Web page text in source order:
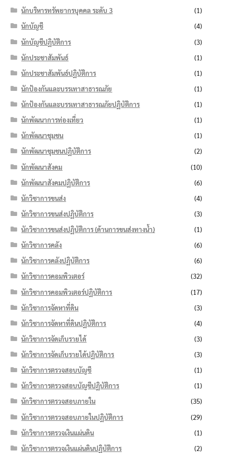
นักบริหารทรัพยากรบุคคล ระดับ 3
(1)
นักบัญชี
(4)
นักบัญชีปฏิบัติการ
(3)
นักประชาสัมพันธ์
(1)
นักประชาสัมพันธ์ปฏิบัติการ
(1)
นักป้องกันและบรรเทาสาธารณภัย
(1)
นักป้องกันและบรรเทาสาธารณภัยปฏิบัติการ
(1)
นักพัฒนาการท่องเที่ยว
(1)
นักพัฒนาชุมชน
(1)
นักพัฒนาชุมชนปฏิบัติการ
(2)
นักพัฒนาสังคม
(10)
นักพัฒนาสังคมปฏิบัติการ
(6)
นักวิชาการขนส่ง
(4)
นักวิชาการขนส่งปฏิบัติการ
(3)
นักวิชาการขนส่งปฏิบัติการ (ด้านการขนส่งทางน้ำ)
(1)
นักวิชาการคลัง
(6)
นักวิชาการคลังปฏิบัติการ
(6)
นักวิชาการคอมพิวเตอร์
(32)
นักวิชาการคอมพิวเตอร์ปฏิบัติการ
(17)
นักวิชาการจัดหาที่ดิน
(3)
นักวิชาการจัดหาที่ดินปฏิบัติการ
(4)
นักวิชาการจัดเก็บรายได้
(3)
นักวิชาการจัดเก็บรายได้ปฏิบัติการ
(3)
นักวิชาการตรวจสอบบัญชี
(1)
นักวิชาการตรวจสอบบัญชีปฏิบัติการ
(1)
นักวิชาการตรวจสอบภายใน
(35)
นักวิชาการตรวจสอบภายในปฏิบัติการ
(29)
นักวิชาการตรวจเงินแผ่นดิน
(1)
นักวิชาการตรวจเงินแผ่นดินปฏิบัติการ
(2)